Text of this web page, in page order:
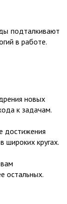
подталкивают
в работе.
новых
к задачам.
достижения
широких кругах.
остальных.